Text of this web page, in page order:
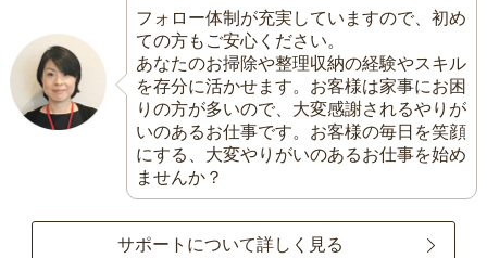
フォロー体制が充実していますので、初め
ての方もご安心ください。
あなたのお掃除や整理収納の経験やスキル
を存分に活かせます。お客様は家事にお困
りの方が多いので、大変感謝されるやりが
いのあるお仕事です。お客様の毎日を笑顔
にする、大変やりがいのあるお仕事を始め
ませんか？
サポートについて詳しく見る